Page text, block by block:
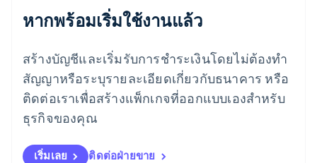
หากพร้อมเริ่มใช้งานแล้ว
สร้างบัญชีและเริ่มรับการชำระเงินโดยไม่ต้องทำ
สัญญาหรือระบุรายละเอียดเกี่ยวกับธนาคาร หรือ
ติดต่อเราเพื่อสร้างแพ็กเกจที่ออกแบบเองสำหรับ
ธุรกิจของคุณ
เริ่มเลย ติดต่อฝ่ายขาย
เยอรมนี
โรมาเนีย
English
ลักเซมเบิร์ก
FrançaisDeutschEnglish
English
Deutsch English